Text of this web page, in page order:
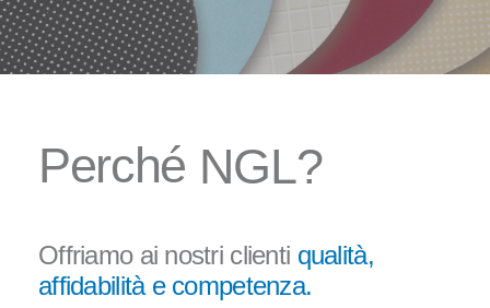
Perché NGL?
Offriamo ai nostri clienti qualità,
affidabilità e competenza.